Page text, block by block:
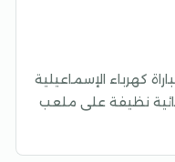
كهرباء الإسماعيلية
نظيفة على ملعب